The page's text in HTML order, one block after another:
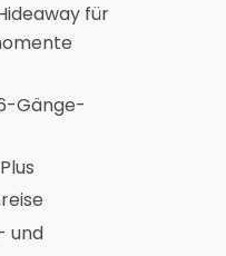
für
Gänge-
und